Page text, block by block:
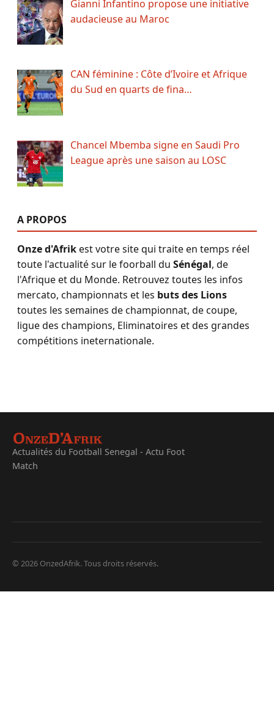
Gianni Infantino propose une initiative
audacieuse au Maroc
CAN féminine : Côte d’Ivoire et Afrique
du Sud en quarts de fina…
Chancel Mbemba signe en Saudi Pro
League après une saison au LOSC
A PROPOS
Onze d'Afrikest votre site qui traite en temps réel
toute l'actualité sur le foorball du Sénégal, de
l'Afrique et du Monde. Retrouvez toutes les infos
mercato, championnats et les buts des Lions
toutes les semaines de championnat, de coupe,
ligue des champions, Eliminatoires et des grandes
compétitions ineternationale.
Actualités du Football Senegal - Actu Foot
Match
© 2026 OnzedAfrik. Tous droits réservés.